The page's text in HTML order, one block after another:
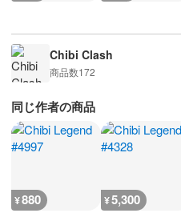
Chibi Clash
商品数172
同じ作者の商品
¥880 ¥5,300